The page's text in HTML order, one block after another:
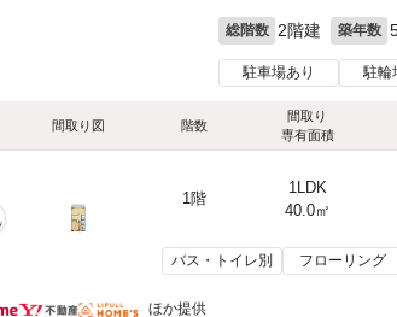
総階数 2階建 築年数
駐車場あり 駐輪
間取り図 階数
間取り
専有面積
1階
1LDK
40.0㎡
バス・トイレ別 フローリング
ほか提供